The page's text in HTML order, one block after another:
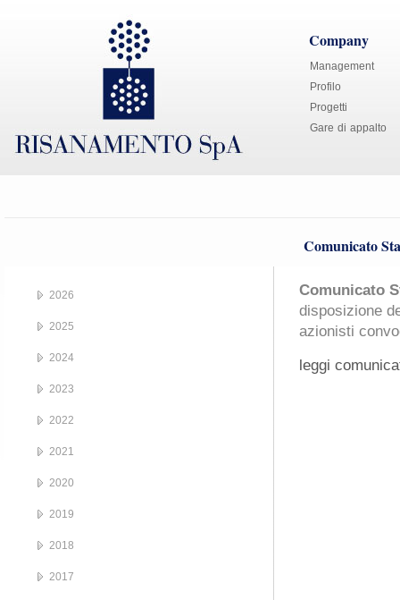
Company
Management
Profilo
Progetti
Gare di appalto
Comunicato
Comunicato
disposizione
azionisti
leggi
2026
2025
2024
2023
2022
2021
2020
2019
2018
2017